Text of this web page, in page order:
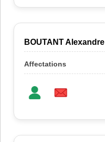
BOUTANT Alexandre